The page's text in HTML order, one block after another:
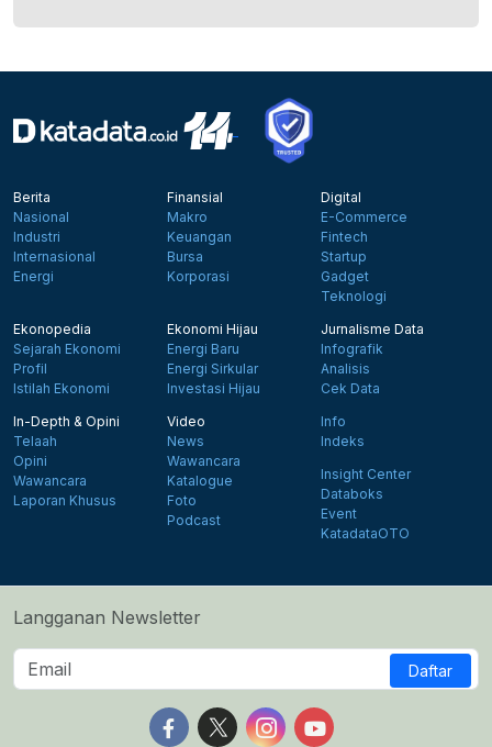
Berita
Nasional
Industri
Internasional
Energi
Finansial
Makro
Keuangan
Bursa
Korporasi
Digital
E-Commerce
Fintech
Startup
Gadget
Teknologi
Ekonopedia
Sejarah Ekonomi
Profil
Istilah Ekonomi
Ekonomi Hijau
Energi Baru
Energi Sirkular
Investasi Hijau
Jurnalisme Data
Infografik
Analisis
Cek Data
In-Depth & Opini
Telaah
Opini
Wawancara
Laporan Khusus
Video
News
Wawancara
Katalogue
Foto
Podcast
Info
Indeks
Insight Center
Databoks
Event
KatadataOTO
Langganan Newsletter
Daftar
Follow us on Facebook
Follow us on X
Follow us on Instagram
Follow us on